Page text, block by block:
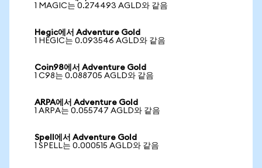
1 MAGIC는 0.274493 AGLD와 같음
Hegic에서 Adventure Gold
1 HEGIC는 0.093546 AGLD와 같음
Coin98에서 Adventure Gold
1 C98는 0.088705 AGLD와 같음
ARPA에서 Adventure Gold
1 ARPA는 0.055747 AGLD와 같음
Spell에서 Adventure Gold
1 SPELL는 0.000515 AGLD와 같음